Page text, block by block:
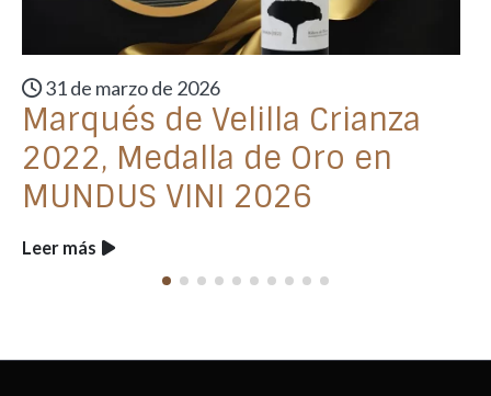
31 de marzo de 2026
Marqués de Velilla Crianza
2022, Medalla de Oro en
MUNDUS VINI 2026
Leer más